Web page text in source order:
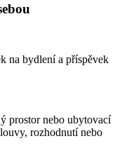
na bydlení a příspěvek
prostor nebo ubytovací
rozhodnutí nebo